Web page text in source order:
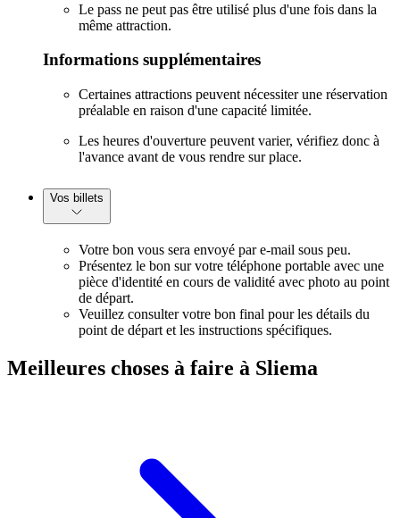
Le pass ne peut pas être utilisé plus d'une fois dans la
même attraction.
Informations supplémentaires
Certaines attractions peuvent nécessiter une réservation
préalable en raison d'une capacité limitée.
Les heures d'ouverture peuvent varier, vérifiez donc à
l'avance avant de vous rendre sur place.
Vos billets
Votre bon vous sera envoyé par e-mail sous peu.
Présentez le bon sur votre téléphone portable avec une
pièce d'identité en cours de validité avec photo au point
de départ.
Veuillez consulter votre bon final pour les détails du
point de départ et les instructions spécifiques.
Meilleures choses à faire à Sliema